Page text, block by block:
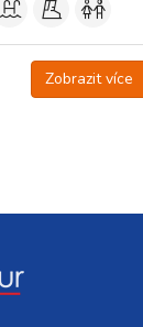
Zobrazit více